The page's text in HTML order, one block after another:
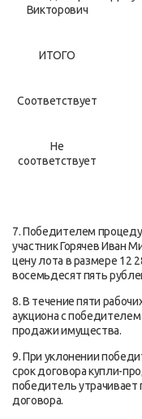
Викторович
ИТОГО
Соответствует
Не
соответствует
7. Победителем
участник Горячев Иван
цену лота в размере 12
восемьдесят пять
8. В течение пяти
аукциона с
продажи имущества.
9. При уклонении
срок договора купли-
победитель утрачивает
договора.